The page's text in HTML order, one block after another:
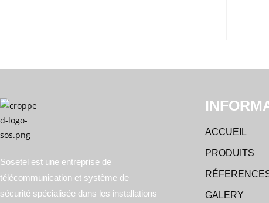
Sosetel est une entreprise de
télécommunication et système de
sécurité spécialisée dans les installations
ACCUEIL
PRODUITS
GALERY